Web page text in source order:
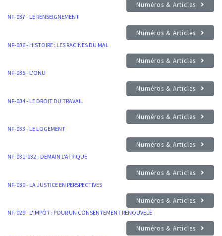
Numéros & Articles
NF-037 - LE RENSEIGNEMENT
Numéros & Articles
NF-036 - HISTOIRE : LES RACINES DU MAL
Numéros & Articles
NF-035 - L'ONU
Numéros & Articles
NF-034 - LE DROIT DU TRAVAIL
Numéros & Articles
NF-033 - LE LOGEMENT
Numéros & Articles
NF-031-032 - DEMAIN L'AFRIQUE
Numéros & Articles
NF-030 - LA JUSTICE EN PERSPECTIVES
Numéros & Articles
NF-029 - L'IMPÔT : POUR UN CONSENTEMENT RENOUVELÉ
Numéros & Articles